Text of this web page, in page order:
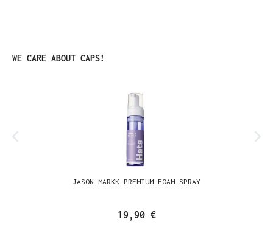
Produktgalerie überspringen
WE CARE ABOUT CAPS!
JASON MARKK PREMIUM FOAM SPRAY
19,90 €